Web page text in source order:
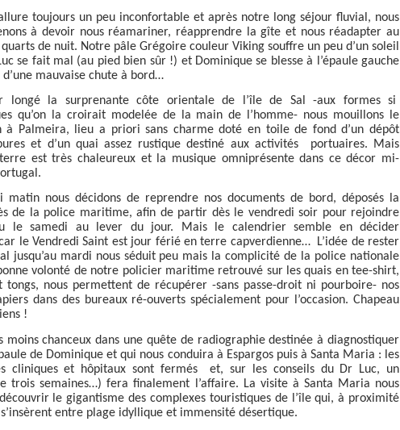
toujours un peu inconfortable et après notre long séjour fluvial, nous
à devoir nous réamariner, réapprendre la gîte et nous réadapter au
de nuit. Notre pâle Grégoire couleur Viking souffre un peu d’un soleil
se fait mal (au pied bien sûr !) et Dominique se blesse à l’épaule gauche
d’une mauvaise chute à bord…
longé la surprenante côte orientale de l’île de Sal -aux formes si
qu’on la croirait modelée de la main de l’homme- nous mouillons le
à Palmeira, lieu a priori sans charme doté en toile de fond d’un dépôt
et d’un quai assez rustique destiné aux activités
portuaires. Mais
terre est très chaleureux et la musique omniprésente dans ce décor mi-
matin nous décidons de reprendre nos documents de bord, déposés la
de la police maritime, afin de partir dès le vendredi soir pour rejoindre
le samedi au lever du jour. Mais le calendrier semble en décider
le Vendredi Saint est jour férié en terre capverdienne… L’idée de rester
jusqu’au mardi nous séduit peu mais la complicité de la police nationale
volonté de notre policier maritime retrouvé sur les quais en tee-shirt,
tongs, nous permettent de récupérer -sans passe-droit ni pourboire- nos
dans des bureaux ré-ouverts spécialement pour l’occasion. Chapeau
!
moins chanceux dans une quête de radiographie destinée à diagnostiquer
de Dominique et qui nous conduira à Espargos puis à Santa Maria : les
cliniques et hôpitaux sont fermés
et, sur les conseils du Dr Luc, un
trois semaines…) fera finalement l’affaire. La visite à Santa Maria nous
le gigantisme des complexes touristiques de l’île qui, à proximité
entre plage idyllique et immensité désertique.